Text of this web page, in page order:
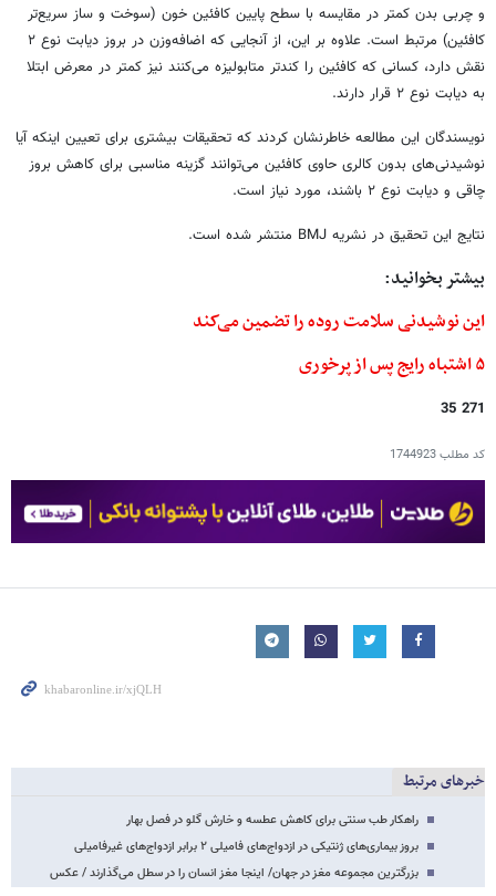
و چربی بدن کمتر در مقایسه با سطح پایین کافئین خون (سوخت و ساز سریع‌تر
کافئین) مرتبط است. علاوه بر این، از آنجایی که اضافه‌وزن در بروز دیابت نوع ۲
نقش دارد، کسانی که کافئین را کندتر متابولیزه می‌کنند نیز کمتر در معرض ابتلا
به دیابت نوع ۲ قرار دارند.
نویسندگان این مطالعه خاطرنشان کردند که تحقیقات بیشتری برای تعیین اینکه آیا
نوشیدنی‌های بدون کالری حاوی کافئین می‌توانند گزینه مناسبی برای کاهش بروز
چاقی و دیابت نوع ۲ باشند، مورد نیاز است.
نتایج این تحقیق در نشریه BMJ منتشر شده است.
بیشتر بخوانید:
این نوشیدنی سلامت روده را تضمین می‌کند
۵ اشتباه رایج پس از پرخوری
271 35
کد مطلب1744923
خبرهای مرتبط
راهکار طب سنتی برای کاهش عطسه و خارش گلو در فصل بهار
بروز بیماری‌های ژنتیکی در ازدواج‌های فامیلی ۲ برابر ازدواج‌های غیرفامیلی
بزرگترین مجموعه مغز در جهان/ اینجا مغز انسان را در سطل می‌گذارند / عکس